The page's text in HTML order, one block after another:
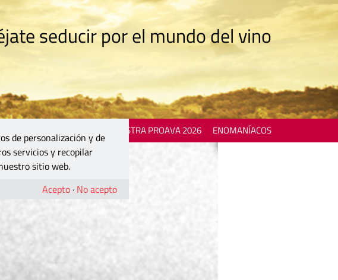
seducir por el mundo del vino
MOSTRA PROAVA 2026 ENOMANÍACOS
de personalización y de
servicios y recopilar
sitio web.
Acepto · No acepto